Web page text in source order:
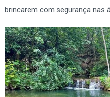
brincarem com segurança nas